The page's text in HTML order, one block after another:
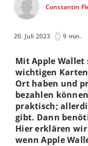
Constantin
20. Juli 2023 9 min.
Mit Apple
wichtigen
Ort haben und
bezahlen
praktisch;
gibt. Dann
Hier erklären
wenn Apple